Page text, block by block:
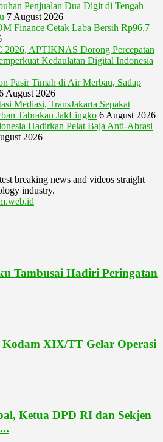
Penjualan Dua Digit di Tengah
7 August 2026
Finance Cetak Laba Bersih Rp96,7
2026, APTIKNAS Dorong Percepatan
Kedaulatan Digital Indonesia
Pasir Timah di Air Merbau, Satlap
August 2026
Mediasi, TransJakarta Sepakat
Tabrakan JakLingko 6 August 2026
Hadirkan Pelat Baja Anti-Abrasi
2026
breaking news and videos straight
industry.
Tambusai Hadiri Peringatan
XIX/TT Gelar Operasi
Ketua DPD RI dan Sekjen